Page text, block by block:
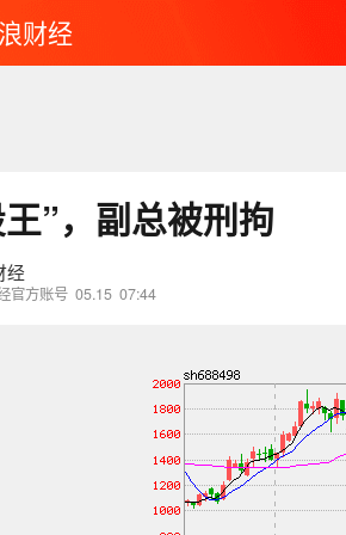
财经
”，副总被刑拘
经
官方账号 05.15 07:44